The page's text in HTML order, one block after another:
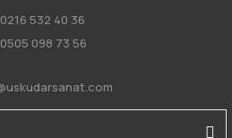
0216 532 40 36
0505 098 73 56